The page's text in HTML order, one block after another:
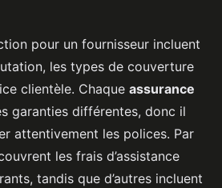
pour un fournisseur incluent
les types de couverture
clientèle. Chaque assurance
garanties différentes, donc il
attentivement les polices. Par
les frais d’assistance
tandis que d’autres incluent